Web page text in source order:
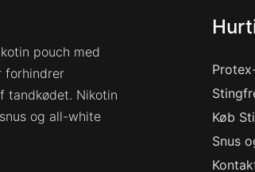
pouch med
forhindrer
Nikotin
og all-white
Køb
Snus